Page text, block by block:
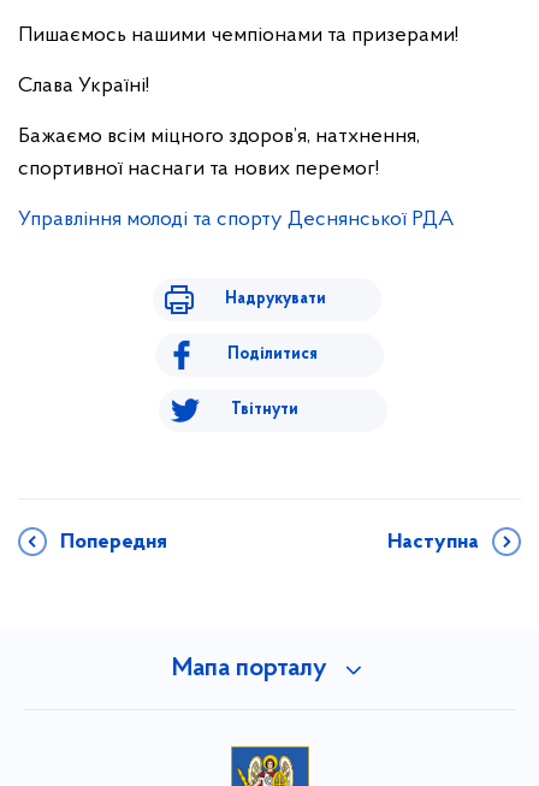
Пишаємось нашими чемпіонами та призерами!
Слава Україні!
Бажаємо всім міцного здоров’я, натхнення,
спортивної наснаги та нових перемог!
Управління молоді та спорту Деснянської РДА
Надрукувати
Поділитися
Твітнути
Попередня Наступна
Мапа порталу